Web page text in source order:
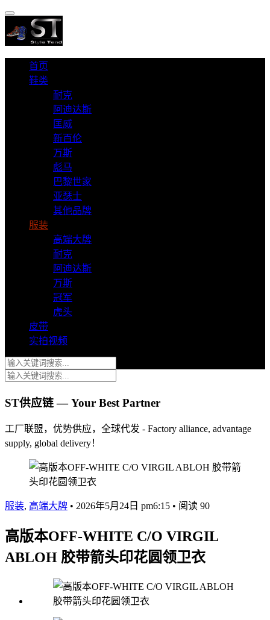
首页
鞋类
耐克
阿迪达斯
匡威
新百伦
万斯
彪马
巴黎世家
亚瑟士
其他品牌
服装
高端大牌
耐克
阿迪达斯
万斯
冠军
虎头
皮带
实拍视频
ST供应链 — Your Best Partner
工厂联盟，优势供应，全球代发 - Factory alliance, advantage
supply, global delivery！
服装, 高端大牌 • 2026年5月24日 pm6:15 • 阅读 90
高版本OFF-WHITE C/O VIRGIL
ABLOH 胶带箭头印花圆领卫衣